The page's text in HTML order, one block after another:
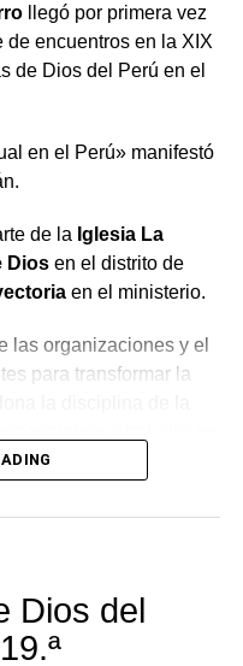
llegó por primera vez
encuentros en la XIX
de Dios del Perú en el
en el Perú» manifestó
de la Iglesia La
Diosen el distrito de
en el ministerio.
las organizaciones y el
para transformar la
para generar un
impulsar la fe en las
Dios del